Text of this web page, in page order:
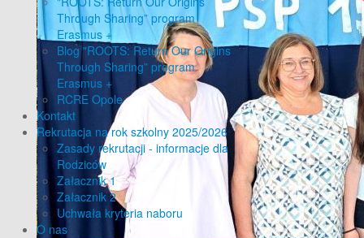
Through Sharing” program
Erasmus +
Blog "ROOTS: Return Our Origins
Through Sharing” program
Erasmus +
RCRE Opole
Kontakt
Rekrutacja na rok szkolny 2025/2026
Zasady rekrutacji - informacje dla
Rodziców
Załacznik 1
Załacznik 2
Uchwała kryteria naboru
O nas